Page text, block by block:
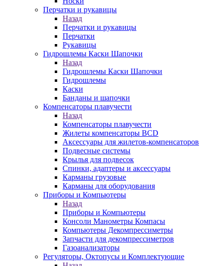
Перчатки и рукавицы
Назад
Перчатки и рукавицы
Перчатки
Рукавицы
Гидрошлемы Каски Шапочки
Назад
Гидрошлемы Каски Шапочки
Гидрошлемы
Каски
Банданы и шапочки
Компенсаторы плавучести
Назад
Компенсаторы плавучести
Жилеты компенсаторы BCD
Аксессуары для жилетов-компенсаторов
Подвесные системы
Крылья для подвесок
Спинки, адаптеры и аксессуары
Карманы грузовые
Карманы для оборудования
Приборы и Компьютеры
Назад
Приборы и Компьютеры
Консоли Манометры Компасы
Компьютеры Декомпрессиметры
Запчасти для декомпрессиметров
Газоанализаторы
Регуляторы, Октопусы и Комплектующие